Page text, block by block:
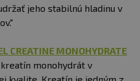
jeho stabilnú hladinu v
CREATINE MONOHYDRATE
monohydrát v
kvalite. Kreatín je jedným z